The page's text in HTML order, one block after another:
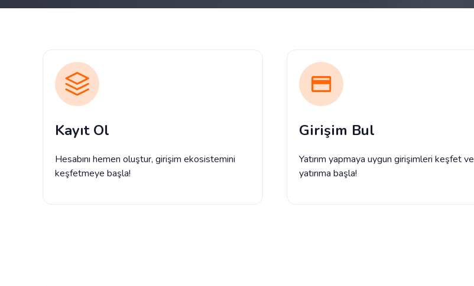
Kayıt Ol
Hesabını hemen oluştur, girişim ekosistemini
keşfetmeye başla!
Girişim Bul
Yatırım yapmaya uygun girişimleri keşfet ve
yatırıma başla!